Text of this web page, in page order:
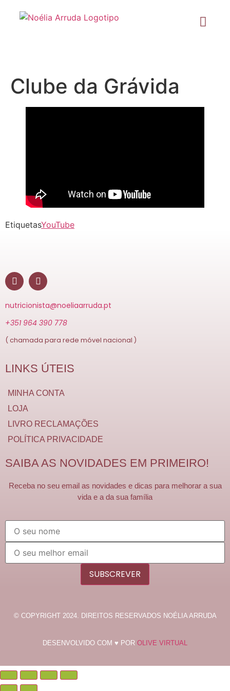
Clube da Grávida
EtiquetasYouTube
nutricionista@noeliaarruda.pt
+351 964 390 778
( chamada para rede móvel nacional )
LINKS ÚTEIS
MINHA CONTA
LOJA
LIVRO RECLAMAÇÕES
POLÍTICA PRIVACIDADE
SAIBA AS NOVIDADES EM PRIMEIRO!
Receba no seu email as novidades e dicas para melhorar a sua
vida e a da sua família
SUBSCREVER
© COPYRIGHT 2024. DIREITOS RESERVADOS NOÉLIA ARRUDA
DESENVOLVIDO COM ♥ POR OLIVE VIRTUAL